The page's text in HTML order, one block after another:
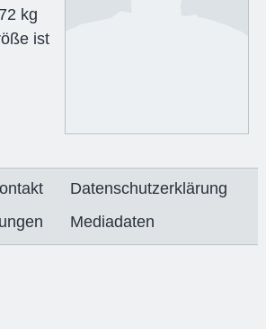
kg
ist
Datenschutzerklärung
Mediadaten